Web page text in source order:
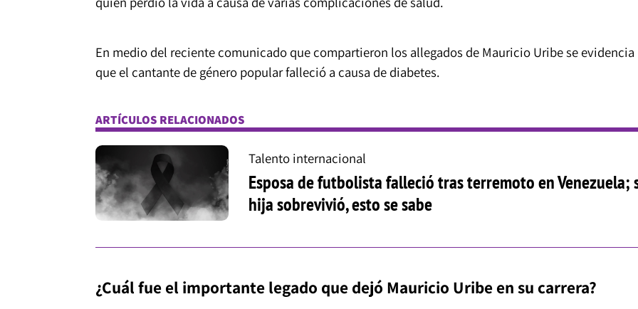
En medio del reciente comunicado que compartieron los allegados de Mauricio Uribe se evidencia
que el cantante de género popular falleció a causa de diabetes.
ARTÍCULOS RELACIONADOS
Talento internacional
Esposa de futbolista falleció tras terremoto en Venezuela;
hija sobrevivió, esto se sabe
¿Cuál fue el importante legado que dejó Mauricio Uribe en su carrera?